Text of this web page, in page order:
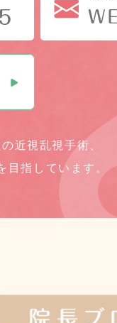
近視乱視手術、
目指しています。